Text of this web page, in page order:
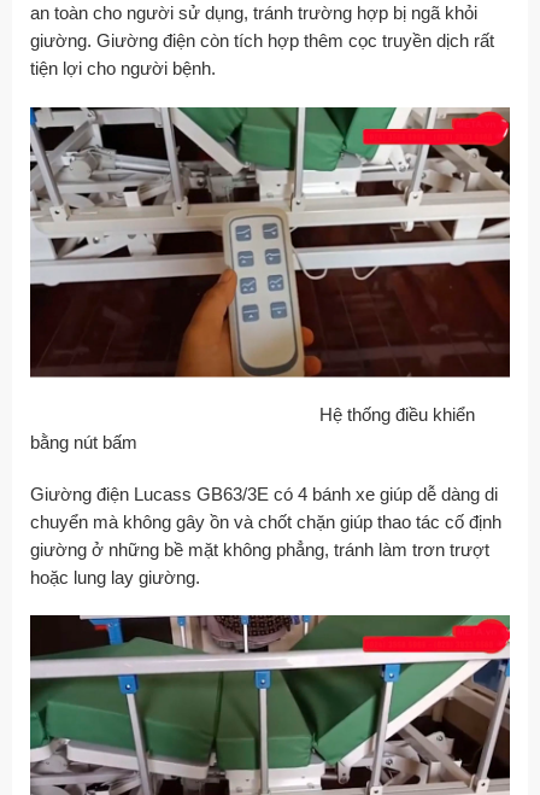
an toàn cho người sử dụng, tránh trường hợp bị ngã khỏi
giường. Giường điện còn tích hợp thêm cọc truyền dịch rất
tiện lợi cho người bệnh.
Hệ thống điều khiển
bằng nút bấm
Giường điện Lucass GB63/3E có 4 bánh xe giúp dễ dàng di
chuyển mà không gây ồn và chốt chặn giúp thao tác cố định
giường ở những bề mặt không phẳng, tránh làm trơn trượt
hoặc lung lay giường.